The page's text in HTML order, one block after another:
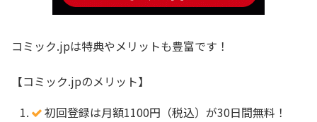
コミック.jpは特典やメリットも豊富です！
【コミック.jpのメリット】
初回登録は月額1100円（税込）が30日間無料！